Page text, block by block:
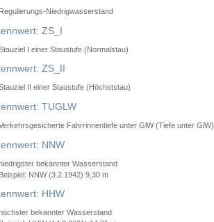
Regulierungs-Niedrigwasserstand
ZS_I
I einer Staustufe (Normalstau)
ZS_II
II einer Staustufe (Höchststau)
TUGLW
Fahrrinnentiefe unter GlW (Tiefe unter GlW)
NNW
bekannter Wasserstand
Beispiel: NNW (3.2.1942) 9,30 m
HHW
bekannter Wasserstand